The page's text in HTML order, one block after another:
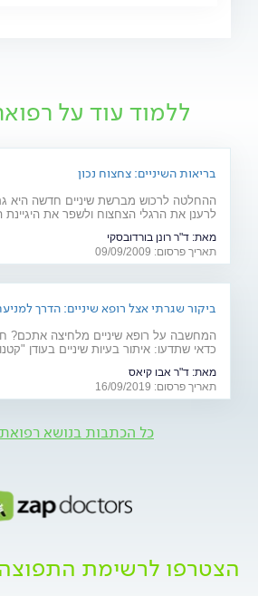
ללמוד עוד על
בריאות השיניים: צחצוח נכון
ההחלטה לרכוש מברשת שיניים חדשה היא
לרענן את הרגלי הצחצוח ולשפר את היגיינת
מאת: ד"ר רונן בורדובסקי
תאריך פרסום: 09/09/2009
ביקור שגרתי אצל רופא שיניים: הדרך
המחשבה על רופא שיניים מלחיצה אתכם?
כדאי שתדעו: איתור בעיות שיניים בעודן
השיניים ועל ניקוי על ידי שיננית
מאת: ד"ר אבו קיאס
תאריך פרסום: 16/09/2019
כל הכתבות בנושא רפואת
הצטרפו לרשימת